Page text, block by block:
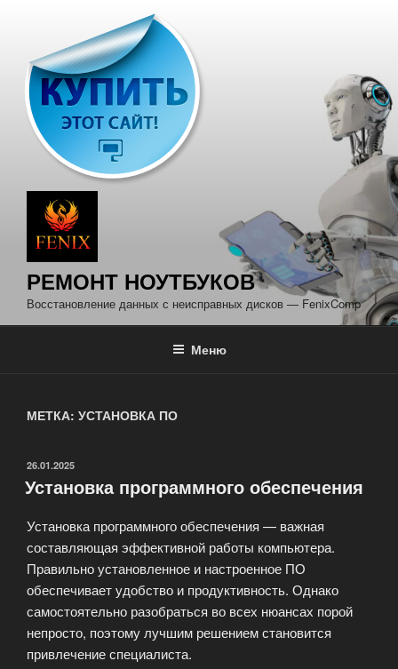
содержимому
РЕМОНТ НОУТБУКОВ
Восстановление данных с неисправных дисков — FenixComp
Меню
МЕТКА: УСТАНОВКА ПО
ОПУБЛИКОВАНО
26.01.2025
Установка программного обеспечения
Установка программного обеспечения — важная
составляющая эффективной работы компьютера.
Правильно установленное и настроенное ПО
обеспечивает удобство и продуктивность. Однако
самостоятельно разобраться во всех нюансах порой
непросто, поэтому лучшим решением становится
привлечение специалиста.